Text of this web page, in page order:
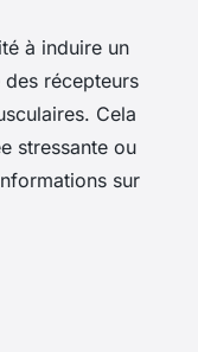
à induire un
récepteurs
Cela
stressante ou
sur